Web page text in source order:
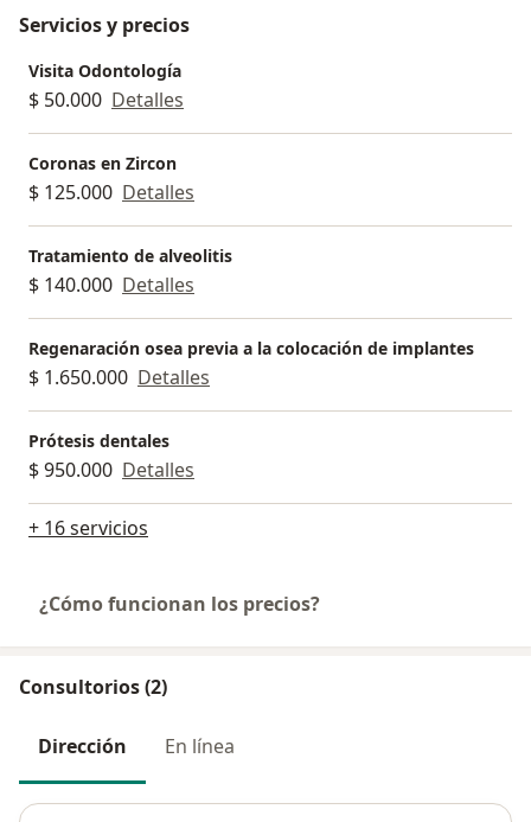
Servicios y precios
Visita Odontología
$ 50.000 Detalles
Coronas en Zircon
$ 125.000 Detalles
Tratamiento de alveolitis
$ 140.000 Detalles
Regenaración osea previa a la colocación de implantes
$ 1.650.000 Detalles
Prótesis dentales
$ 950.000 Detalles
+ 16 servicios
¿Cómo funcionan los precios?
Consultorios (2)
Dirección En línea